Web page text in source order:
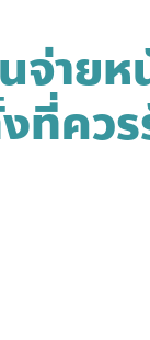
จ่าย
ที่คว